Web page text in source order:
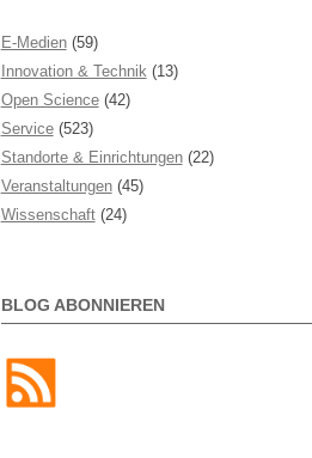
E-Medien(59)
Innovation & Technik(13)
Open Science(42)
Service(523)
Standorte & Einrichtungen(22)
Veranstaltungen(45)
Wissenschaft(24)
BLOG ABONNIEREN